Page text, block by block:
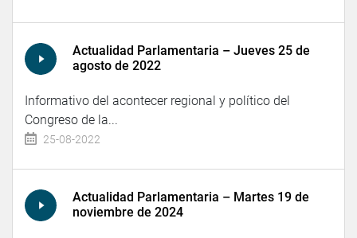
Actualidad Parlamentaria – Jueves 25 de
agosto de 2022
Informativo del acontecer regional y político del
Congreso de la...
25-08-2022
Actualidad Parlamentaria – Martes 19 de
noviembre de 2024